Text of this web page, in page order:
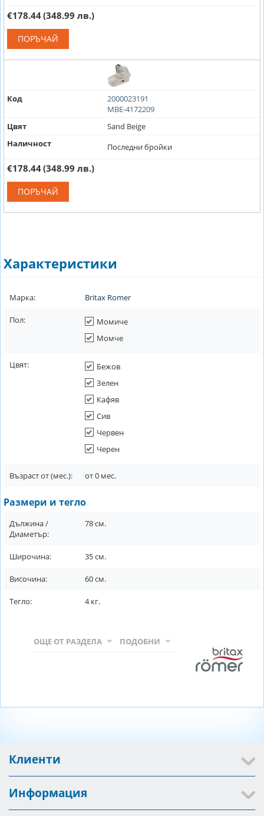
€178.44(348.99 лв.)
ПОРЪЧАЙ
Код
2000023191
MBE-4172209
Цвят
Sand Beige
Наличност
Последни бройки
€178.44(348.99 лв.)
ПОРЪЧАЙ
Характеристики
Марка: Britax Romer
Пол:
Момиче
Момче
Цвят:
Бежов
Зелен
Кафяв
Сив
Червен
Черен
Възраст от (мес.): от0 мес.
Размери и тегло
Дължина /
Диаметър:
78см.
Широчина: 35см.
Височина: 60см.
Тегло: 4кг.
ПОДОБНИ
ОЩЕ ОТ РАЗДЕЛА
Клиенти
Информация